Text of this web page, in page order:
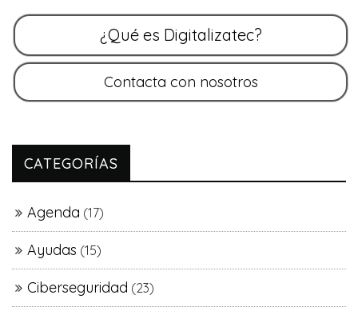
CATEGORÍAS
Agenda (17)
Ayudas (15)
Ciberseguridad (23)